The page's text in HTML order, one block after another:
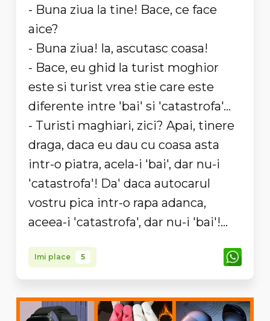
- Buna ziua la tine! Bace, ce face
aice?
- Buna ziua! Ia, ascutasc coasa!
- Bace, eu ghid la turist moghior
este si turist vrea stie care este
diferente intre 'bai' si 'catastrofa'...
- Turisti maghiari, zici? Apai, tinere
draga, daca eu dau cu coasa asta
intr-o piatra, acela-i 'bai', dar nu-i
'catastrofa'! Da' daca autocarul
vostru pica intr-o rapa adanca,
aceea-i 'catastrofa', dar nu-i 'bai'!...
Imi place 5